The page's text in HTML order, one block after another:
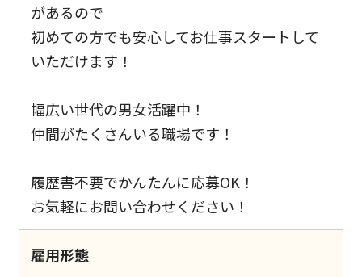
があるので
初めての方でも安心してお仕事スタートして
いただけます！
幅広い世代の男女活躍中！
仲間がたくさんいる職場です！
履歴書不要でかんたんに応募OK！
お気軽にお問い合わせください！
雇用形態